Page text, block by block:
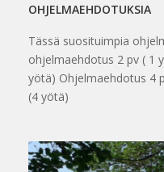
OHJELMAEHDOTUKSIA
Tässä suosituimpia
ohjelmaehdotus 2 pv ( 1
yötä) Ohjelmaehdotus 4
(4 yötä)